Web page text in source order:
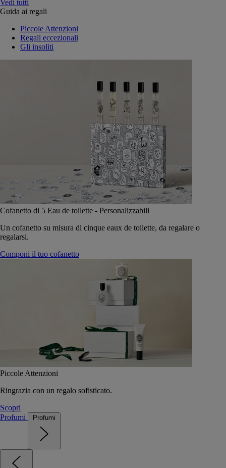
Vedi tutti
Guida ai regali
Piccole Attenzioni
Regali eccezionali
Gli insoliti
Cofanetto di 5 Eau de toilette - Personalizzabili
Un cofanetto su misura di cinque eaux de toilette, da regalare o
regalarsi.
Componi il tuo cofanetto
Piccole Attenzioni
Ringrazia con un regalo sofisticato.
Scopri
Profumi
Profumi